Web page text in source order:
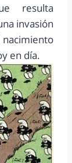
resulta
invasión
en día.